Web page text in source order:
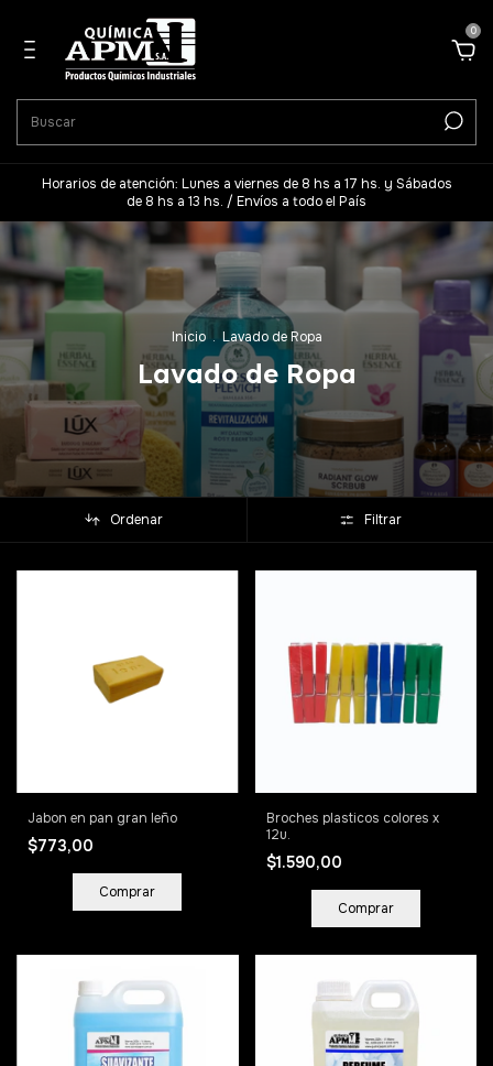
0
Horarios de atención: Lunes a viernes de 8 hs a 17 hs. y Sábados
de 8 hs a 13 hs. / Envíos a todo el País
Inicio . Lavado de Ropa
Lavado de Ropa
Ordenar Filtrar
Jabon en pan gran leño
$773,00
Broches plasticos colores x
12u.
$1.590,00